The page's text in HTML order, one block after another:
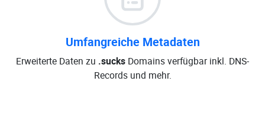
Umfangreiche Metadaten
Erweiterte Daten zu .sucks Domains verfügbar inkl. DNS-
Records und mehr.